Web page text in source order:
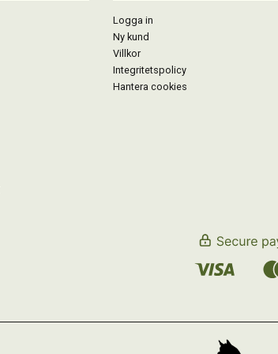
Logga in
Ny kund
Villkor
Integritetspolicy
Hantera cookies